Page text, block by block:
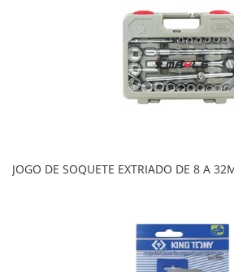
JOGO DE SOQUETE EXTRIADO DE 8 A